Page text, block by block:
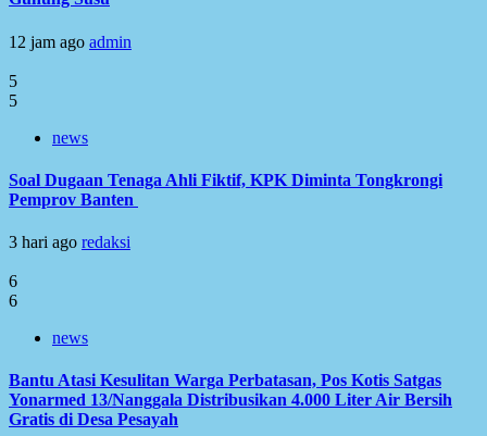
12 jam ago admin
5
5
news
Soal Dugaan Tenaga Ahli Fiktif, KPK Diminta Tongkrongi
Pemprov Banten
3 hari ago redaksi
6
6
news
Bantu Atasi Kesulitan Warga Perbatasan, Pos Kotis Satgas
Yonarmed 13/Nanggala Distribusikan 4.000 Liter Air Bersih
Gratis di Desa Pesayah